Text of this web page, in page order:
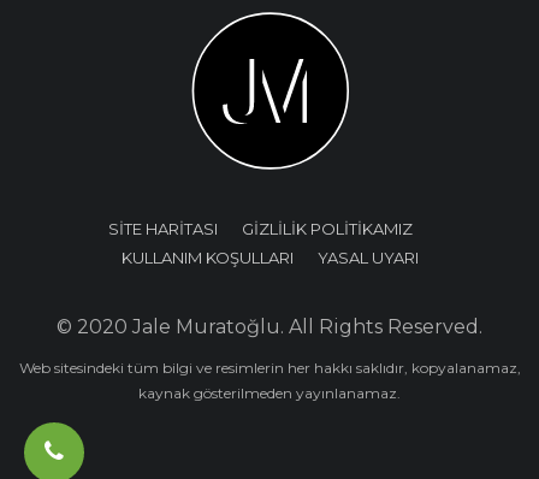
SİTE HARİTASI
GİZLİLİK POLİTİKAMIZ
KULLANIM KOŞULLARI
YASAL UYARI
© 2020 Jale Muratoğlu. All Rights Reserved.
Web sitesindeki tüm bilgi ve resimlerin her hakkı saklıdır, kopyalanamaz,
kaynak gösterilmeden yayınlanamaz.